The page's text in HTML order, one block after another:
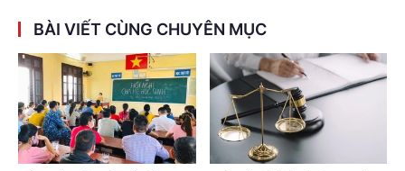
BÀI VIẾT CÙNG CHUYÊN MỤC